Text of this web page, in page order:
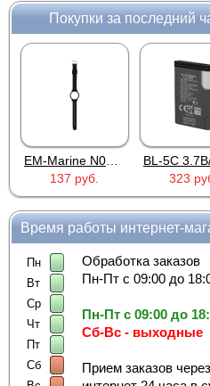
Покупки за последний
EM-Marine N006BB
BL-5C 3.7В/2000мАч
Время работы интернет-
Пн
Вт
Ср
Чт
Пт
Сб
Обработка заказов
Пн-Пт с 09:00 до
Пн-Пт с 09:00 до
Сб-Вс - выходные
Прием заказов через